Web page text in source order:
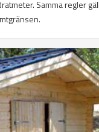
Samma regler